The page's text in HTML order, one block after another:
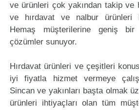
ve ürünleri çok yakından takip ve
ve hırdavat ve nalbur ürünleri
Hemaş müşterilerine geniş
çözümler sunuyor.
Hırdavat ürünleri ve çeşitleri
iyi fiyatla hizmet vermeye
Sincan ve yakınları başta olmak
ürünleri ihtiyaçları olan tüm